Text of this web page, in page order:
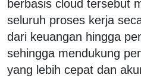
berbasis cloud tersebut
seluruh proses kerja
dari keuangan hingga
sehingga mendukung
yang lebih cepat dan